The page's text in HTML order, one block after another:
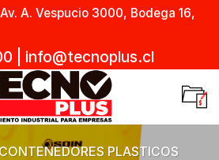
A. Vespucio 3000, Bodega 16,
info@tecnoplus.cl
CONTENEDORES PLASTICOS